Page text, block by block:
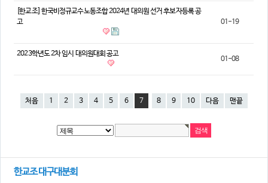
[한교조] 한국비정규교수노동조합 2024년 대의원 선거 후보자등록 공
고
01-19
2023학년도 2차 임시 대의원대회 공고
01-08
처음 1 2 3 4 5 6 7 8 9 10 다음 맨끝
한교조 대구대분회